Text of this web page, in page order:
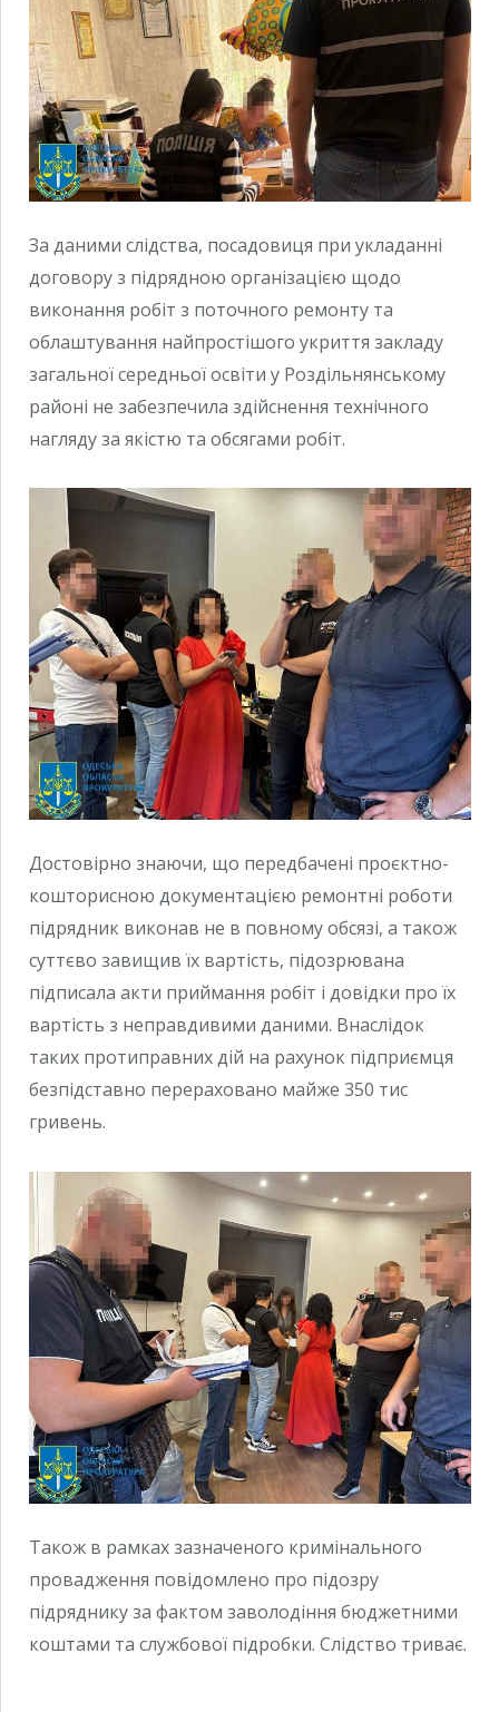
За даними слідства, посадовиця при укладанні
договору з підрядною організацією щодо
виконання робіт з поточного ремонту та
облаштування найпростішого укриття закладу
загальної середньої освіти у Роздільнянському
районі не забезпечила здійснення технічного
нагляду за якістю та обсягами робіт.
Достовірно знаючи, що передбачені проєктно-
кошторисною документацією ремонтні роботи
підрядник виконав не в повному обсязі, а також
суттєво завищив їх вартість, підозрювана
підписала акти приймання робіт і довідки про їх
вартість з неправдивими даними. Внаслідок
таких протиправних дій на рахунок підприємця
безпідставно перераховано майже 350 тис
гривень.
Також в рамках зазначеного кримінального
провадження повідомлено про підозру
підряднику за фактом заволодіння бюджетними
коштами та службової підробки. Слідство триває.